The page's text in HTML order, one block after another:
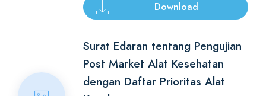
Download
Surat Edaran tentang Pengujian
Post Market Alat Kesehatan
dengan Daftar Prioritas Alat